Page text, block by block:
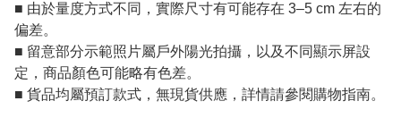
■ 由於量度方式不同，實際尺寸有可能存在 3–5 cm 左右的
偏差。
■ 留意部分示範照片屬戶外陽光拍攝，以及不同顯示屏設
定，商品顏色可能略有色差。
■ 貨品均屬預訂款式，無現貨供應，詳情請參閱購物指南。